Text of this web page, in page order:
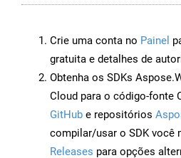
Crie uma conta no Painel
gratuita e detalhes de
Obtenha os SDKs
Cloud para o código-fonte
GitHub e repositórios
compilar/usar o SDK você
Releases para opções